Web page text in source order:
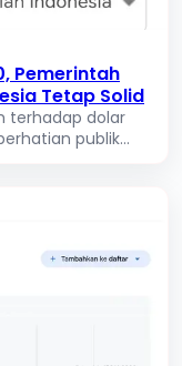
Pemerintah
Tetap Solid
terhadap dolar
publik...